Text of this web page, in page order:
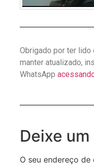
Obrigado por ter
manter atualizado,
WhatsApp
Deixe
O seu endereço